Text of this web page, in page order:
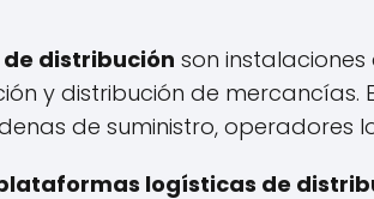
distribución son
y distribución de mercancías.
de suministro, operadores
logísticas de